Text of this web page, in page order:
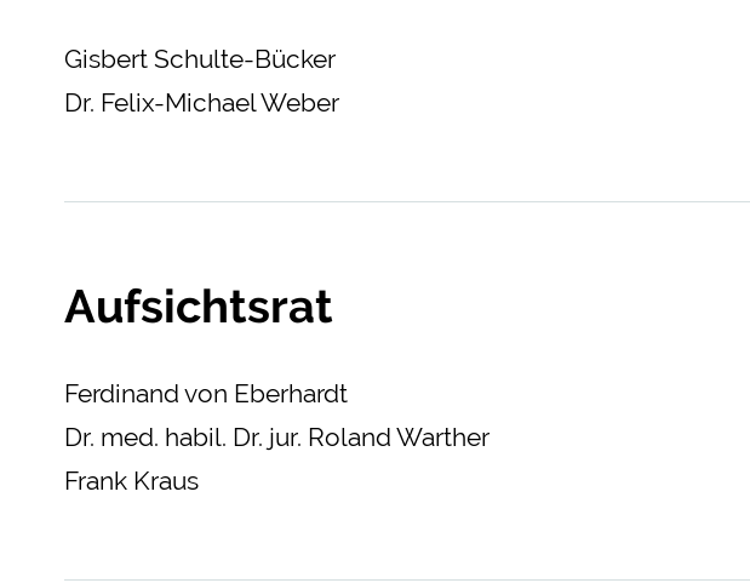
Gisbert Schulte-Bücker
Dr. Felix-Michael Weber
Aufsichtsrat
Ferdinand von Eberhardt
Dr. med. habil. Dr. jur. Roland Warther
Frank Kraus